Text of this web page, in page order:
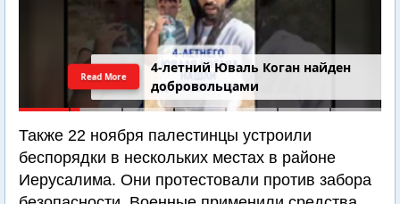
4-летний Юваль Коган найден
добровольцами
Read More
Также 22 ноября палестинцы устроили
беспорядки в нескольких местах в районе
Иерусалима. Они протестовали против забора